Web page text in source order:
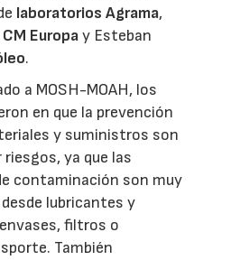
laboratorios Agrama,
CM Europay Esteban
.
a MOSH-MOAH, los
en que la prevención
y suministros son
ya que las
contaminación son muy
lubricantes y
filtros o
También